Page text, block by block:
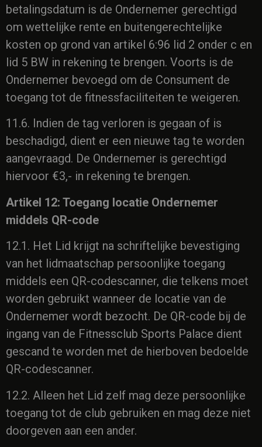
betalingsdatum is de Ondernemer gerechtigd
om wettelijke rente en buitengerechtelijke
kosten op grond van artikel 6:96 lid 2 onder c en
lid 5 BW in rekening te brengen. Voorts is de
Ondernemer bevoegd om de Consument de
toegang tot de fitnessfaciliteiten te weigeren.
11.6. Indien de tag verloren is gegaan of is
beschadigd, dient er een nieuwe tag te worden
aangevraagd. De Ondernemer is gerechtigd
hiervoor €3,- in rekening te brengen.
Artikel 12: Toegang locatie Ondernemer
middels QR-code
12.1. Het Lid krijgt na schriftelijke bevestiging
van het lidmaatschap persoonlijke toegang
middels een QR-codescanner, die telkens moet
worden gebruikt wanneer de locatie van de
Ondernemer wordt bezocht. De QR-code bij de
ingang van de Fitnessclub Sports Palace dient
gescand te worden met de hierboven bedoelde
QR-codescanner.
12.2. Alleen het Lid zelf mag deze persoonlijke
toegang tot de club gebruiken en mag deze niet
doorgeven aan een ander.